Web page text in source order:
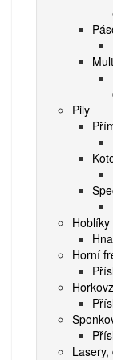
Pily
Hoblíky
Horní